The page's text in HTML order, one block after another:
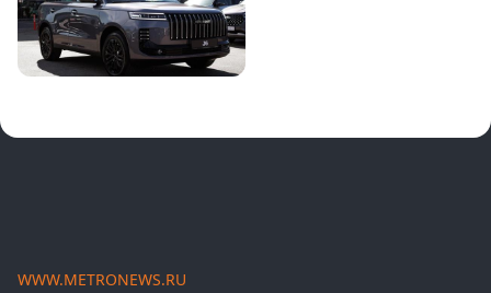
WWW.METRONEWS.RU